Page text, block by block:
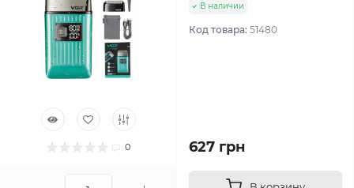
0
В наличии
Код товара: 51480
627 грн